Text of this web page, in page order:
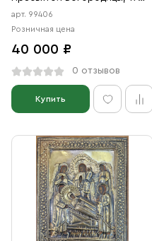
век
арт. 99406
Розничная цена
40 000 ₽
0 отзывов
Купить